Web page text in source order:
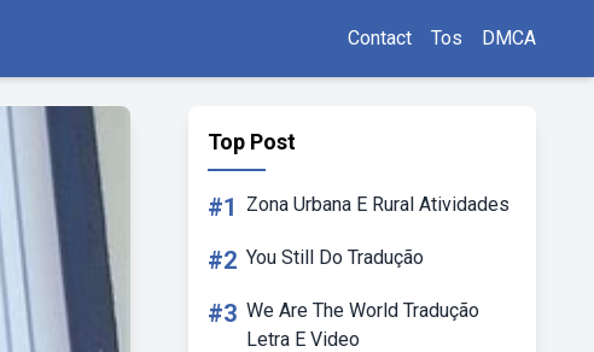
Contact Tos DMCA
Top Post
#1 Zona Urbana E Rural Atividades
#2 You Still Do Tradução
#3 We Are The World Tradução
Letra E Video